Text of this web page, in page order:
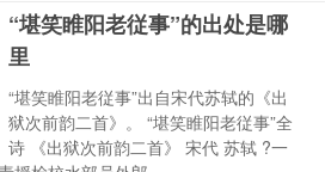
“堪笑睢阳老従事”的出处是哪
里
“堪笑睢阳老従事”出自宋代苏轼的《出
狱次前韵二首》。 “堪笑睢阳老従事”全
诗 《出狱次前韵二首》 宋代 苏轼 ?一